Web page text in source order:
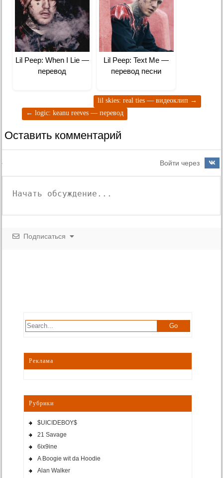
Lil Peep: When I Lie —
перевод
Lil Peep: Text Me —
перевод песни
lil skies: real ties — видеоклип →
← logic: keanu reeves — перевод
Оставить комментарий
Войти через
Подписаться
Реклама
Рубрики
$UICIDEBOY$
21 Savage
6ix9ine
A Boogie wit da Hoodie
Alan Walker